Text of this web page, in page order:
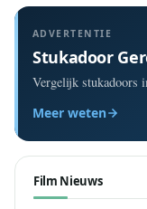
ADVERTENTIE
Stukadoor
Vergelijk stukadoors
Meer weten
Film Nieuws